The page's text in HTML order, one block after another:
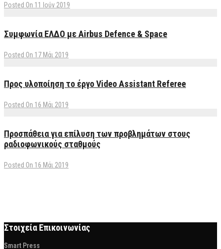
Posted On 11 Ιούν 2019
Συμφωνία ΕΛΔΟ με Airbus Defence & Space
Posted On 17 Μάι 2019
Προς υλοποίηση το έργο Video Assistant Referee
Posted On 16 Μάι 2019
Προσπάθεια για επίλυση των προβλημάτων στους
ραδιοφωνικούς σταθμούς
Posted On 16 Μάι 2019
Στοιχεία Επικοινωνίας
Smart Press